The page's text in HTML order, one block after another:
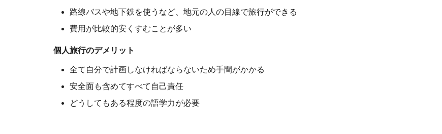
路線バスや地下鉄を使うなど、地元の人の目線で旅行ができる
費用が比較的安くすむことが多い
個人旅行のデメリット
全て自分で計画しなければならないため手間がかかる
安全面も含めてすべて自己責任
どうしてもある程度の語学力が必要